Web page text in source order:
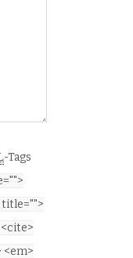
-Tags
<em>